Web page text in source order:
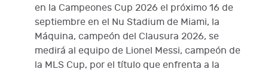
en la Campeones Cup 2026 el próximo 16 de
septiembre en el Nu Stadium de Miami, la
Máquina, campeón del Clausura 2026, se
medirá al equipo de Lionel Messi, campeón de
la MLS Cup, por el título que enfrenta a la